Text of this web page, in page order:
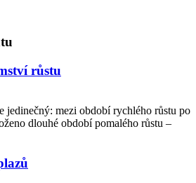
růstu
jedinečný: mezi období rychlého růstu po
dlouhé období pomalého růstu –